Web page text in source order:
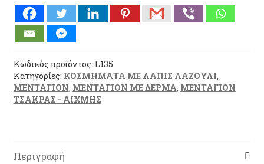
ΑΙΧΜΗΣ
ΜΑΥΡΟ
ΔΕΡΜΑ
ποσότητα
Κωδικός προϊόντος: L135
Κατηγορίες: ΚΟΣΜΗΜΑΤΑ ΜΕ ΛΑΠΙΣ ΛΑΖΟΥΛΙ,
ΜΕΝΤΑΓΙΟΝ, ΜΕΝΤΑΓΙΟΝ ΜΕ ΔΕΡΜΑ, ΜΕΝΤΑΓΙΟΝ
ΤΣΑΚΡΑΣ - ΑΙΧΜΗΣ
Περιγραφή